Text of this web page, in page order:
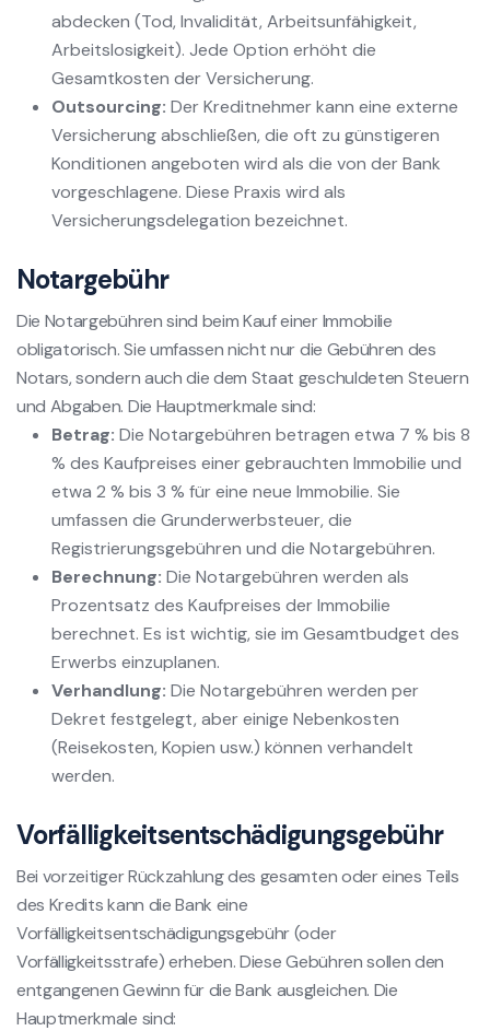
abdecken (Tod, Invalidität, Arbeitsunfähigkeit,
Arbeitslosigkeit). Jede Option erhöht die
Gesamtkosten der Versicherung.
Outsourcing: Der Kreditnehmer kann eine externe
Versicherung abschließen, die oft zu günstigeren
Konditionen angeboten wird als die von der Bank
vorgeschlagene. Diese Praxis wird als
Versicherungsdelegation bezeichnet.
Notargebühr
Die Notargebühren sind beim Kauf einer Immobilie
obligatorisch. Sie umfassen nicht nur die Gebühren des
Notars, sondern auch die dem Staat geschuldeten Steuern
und Abgaben. Die Hauptmerkmale sind:
Betrag: Die Notargebühren betragen etwa 7 % bis 8
% des Kaufpreises einer gebrauchten Immobilie und
etwa 2 % bis 3 % für eine neue Immobilie. Sie
umfassen die Grunderwerbsteuer, die
Registrierungsgebühren und die Notargebühren.
Berechnung: Die Notargebühren werden als
Prozentsatz des Kaufpreises der Immobilie
berechnet. Es ist wichtig, sie im Gesamtbudget des
Erwerbs einzuplanen.
Verhandlung: Die Notargebühren werden per
Dekret festgelegt, aber einige Nebenkosten
(Reisekosten, Kopien usw.) können verhandelt
werden.
Vorfälligkeitsentschädigungsgebühr
Bei vorzeitiger Rückzahlung des gesamten oder eines Teils
des Kredits kann die Bank eine
Vorfälligkeitsentschädigungsgebühr (oder
Vorfälligkeitsstrafe) erheben. Diese Gebühren sollen den
entgangenen Gewinn für die Bank ausgleichen. Die
Hauptmerkmale sind: